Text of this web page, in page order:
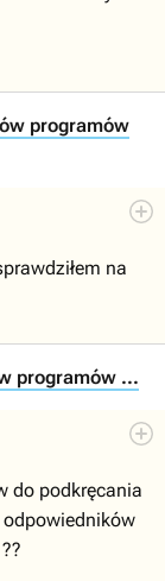
programów
na
programów ...
do podkręcania